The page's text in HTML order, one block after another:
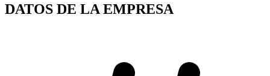
DATOS DE LA EMPRESA